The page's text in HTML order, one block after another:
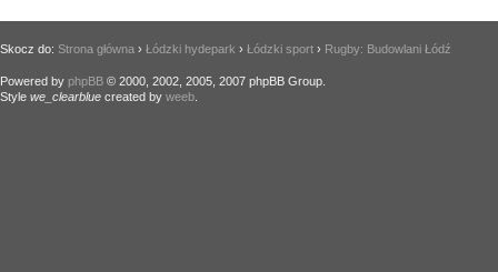
Skocz do: Strona główna › Łódzki hydepark › Łódzki sport › Rugby: Budowlani Łódź
Powered by phpBB © 2000, 2002, 2005, 2007 phpBB Group.
Style we_clearblue created by weeb